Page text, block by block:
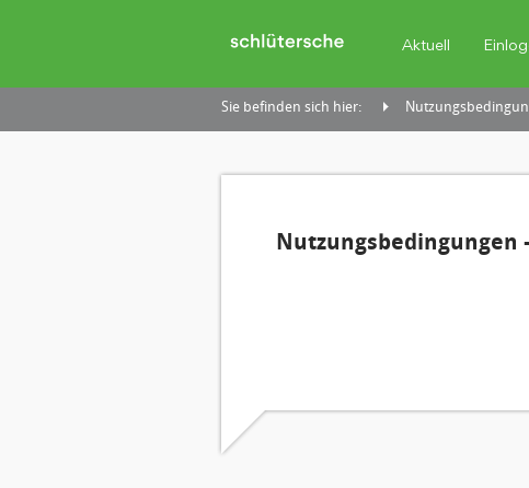
Aktuell
Sie befinden sich hier:
Nutzungsbedingungen